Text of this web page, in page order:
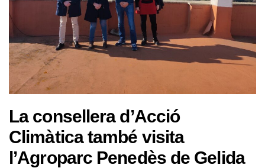
La consellera d’Acció
Climàtica també visita
l’Agroparc Penedès de Gelida